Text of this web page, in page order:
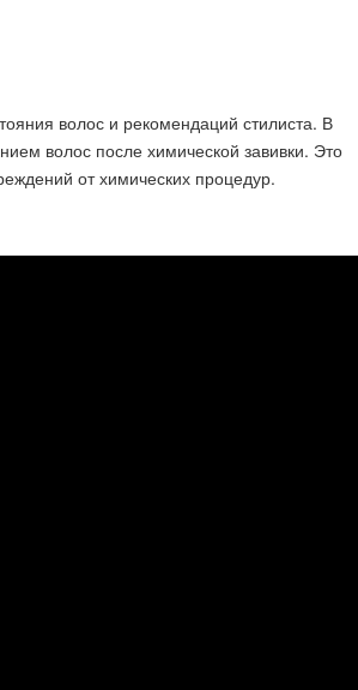
волос и рекомендаций стилиста. В
волос после химической завивки. Это
от химических процедур.